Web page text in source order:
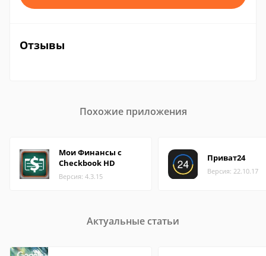
Отзывы
Похожие приложения
Мои Финансы с
Checkbook HD
Версия: 4.3.15
Приват24
Версия: 22.10.17
Актуальные статьи